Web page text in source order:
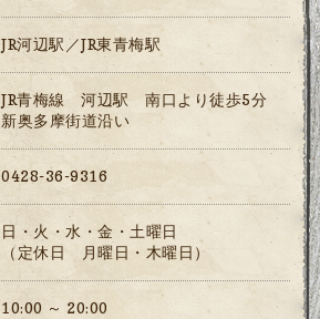
JR河辺駅／JR東青梅駅
JR青梅線 河辺駅 南口より徒歩5分
新奥多摩街道沿い
0428-36-9316
日・火・水・金・土曜日
（定休日 月曜日・木曜日）
10:00 ～ 20:00